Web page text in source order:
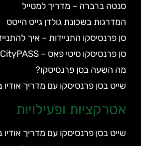
סנטה ברברה – מדריך למטייל
המדרגות בשכונת גולדן גייט הייטס
סן פרנסיסקו התניידות – איך
סן פרנסיסקו סיטי פאס – San Francisco CityPASS
מה השעה בסן פרנסיסקו?
שייט בסן פרנסיסקו עם מדריך
אטרקציות ופעילויות
שייט בסן פרנסיסקו עם מדריך